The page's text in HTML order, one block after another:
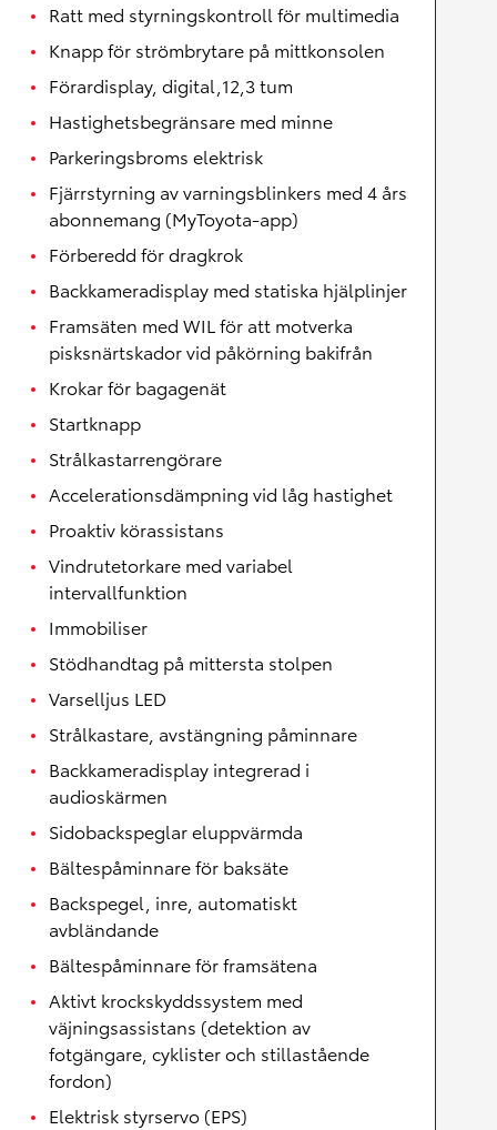
Ratt med styrningskontroll för multimedia
Knapp för strömbrytare på mittkonsolen
Förardisplay, digital,12,3 tum
Hastighetsbegränsare med minne
Parkeringsbroms elektrisk
Fjärrstyrning av varningsblinkers med 4 års
abonnemang (MyToyota-app)
Förberedd för dragkrok
Backkameradisplay med statiska hjälplinjer
Framsäten med WIL för att motverka
pisksnärtskador vid påkörning bakifrån
Krokar för bagagenät
Startknapp
Strålkastarrengörare
Accelerationsdämpning vid låg hastighet
Proaktiv körassistans
Vindrutetorkare med variabel
intervallfunktion
Immobiliser
Stödhandtag på mittersta stolpen
Varselljus LED
Strålkastare, avstängning påminnare
Backkameradisplay integrerad i
audioskärmen
Sidobackspeglar eluppvärmda
Bältespåminnare för baksäte
Backspegel, inre, automatiskt
avbländande
Bältespåminnare för framsätena
Aktivt krockskyddssystem med
väjningsassistans (detektion av
fotgängare, cyklister och stillastående
fordon)
Elektrisk styrservo (EPS)